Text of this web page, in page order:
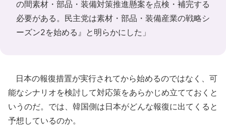
の間素材・部品・装備対策推進懸案を点検・補完する
必要がある。民主党は素材・部品・装備産業の戦略シ
ーズン2を始める』と明らかにした」
日本の報復措置が実行されてから始めるのではなく、可
能なシナリオを検討して対応策をあらかじめ立てておくと
いうのだ。では、韓国側は日本がどんな報復に出てくると
予想しているのか。